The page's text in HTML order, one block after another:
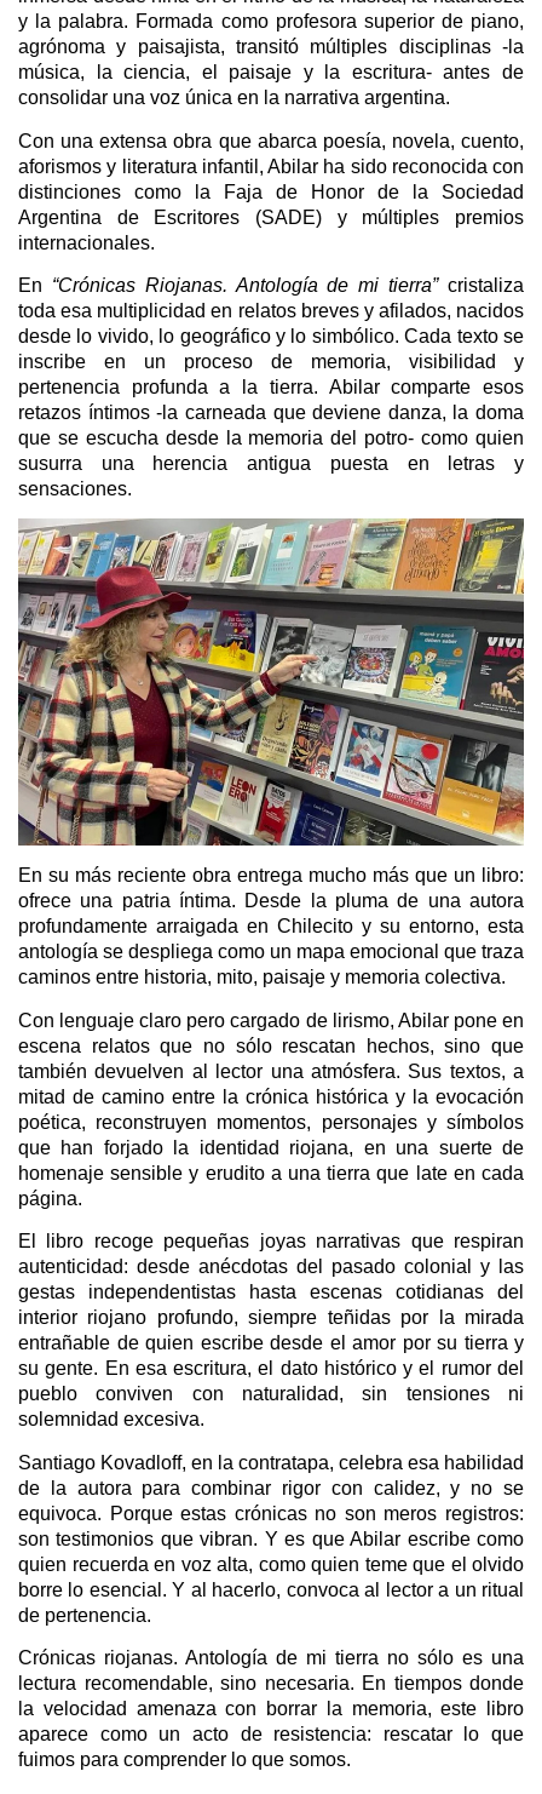
y la palabra. Formada como profesora superior de piano,
agrónoma y paisajista, transitó múltiples disciplinas -la
música, la ciencia, el paisaje y la escritura- antes de
consolidar una voz única en la narrativa argentina.
Con una extensa obra que abarca poesía, novela, cuento,
aforismos y literatura infantil, Abilar ha sido reconocida con
distinciones como la Faja de Honor de la Sociedad
Argentina de Escritores (SADE) y múltiples premios
internacionales.
En “Crónicas Riojanas. Antología de mi tierra”cristaliza
toda esa multiplicidad en relatos breves y afilados, nacidos
desde lo vivido, lo geográfico y lo simbólico. Cada texto se
inscribe en un proceso de memoria, visibilidad y
pertenencia profunda a la tierra. Abilar comparte esos
retazos íntimos -la carneada que deviene danza, la doma
que se escucha desde la memoria del potro- como quien
susurra una herencia antigua puesta en letras y
sensaciones.
En su más reciente obra entrega mucho más que un libro:
ofrece una patria íntima. Desde la pluma de una autora
profundamente arraigada en Chilecito y su entorno, esta
antología se despliega como un mapa emocional que traza
caminos entre historia, mito, paisaje y memoria colectiva.
Con lenguaje claro pero cargado de lirismo, Abilar pone en
escena relatos que no sólo rescatan hechos, sino que
también devuelven al lector una atmósfera. Sus textos, a
mitad de camino entre la crónica histórica y la evocación
poética, reconstruyen momentos, personajes y símbolos
que han forjado la identidad riojana, en una suerte de
homenaje sensible y erudito a una tierra que late en cada
página.
El libro recoge pequeñas joyas narrativas que respiran
autenticidad: desde anécdotas del pasado colonial y las
gestas independentistas hasta escenas cotidianas del
interior riojano profundo, siempre teñidas por la mirada
entrañable de quien escribe desde el amor por su tierra y
su gente. En esa escritura, el dato histórico y el rumor del
pueblo conviven con naturalidad, sin tensiones ni
solemnidad excesiva.
Santiago Kovadloff, en la contratapa, celebra esa habilidad
de la autora para combinar rigor con calidez, y no se
equivoca. Porque estas crónicas no son meros registros:
son testimonios que vibran. Y es que Abilar escribe como
quien recuerda en voz alta, como quien teme que el olvido
borre lo esencial. Y al hacerlo, convoca al lector a un ritual
de pertenencia.
Crónicas riojanas. Antología de mi tierra no sólo es una
lectura recomendable, sino necesaria. En tiempos donde
la velocidad amenaza con borrar la memoria, este libro
aparece como un acto de resistencia: rescatar lo que
fuimos para comprender lo que somos.